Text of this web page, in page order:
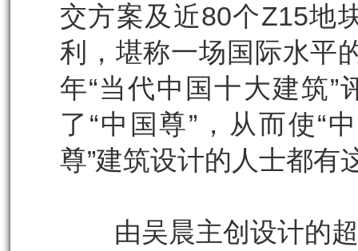
交方案及近80个Z15地
利，堪称一场国际水平
年“当代中国十大建筑
了“中国尊”，从而使“
尊”建筑设计的人士都有
由吴晨主创设计的超